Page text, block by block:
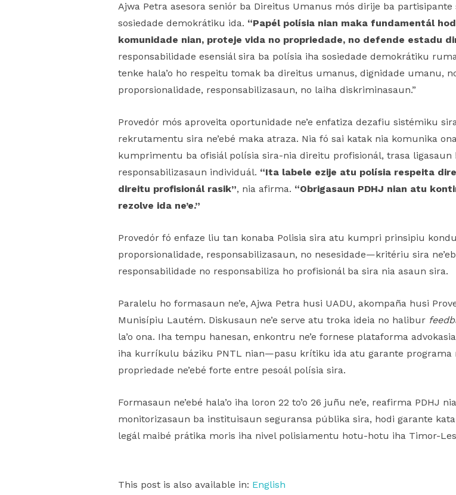
Ajwa Petra asesora seniór ba Direitus Umanus mós dirije ba
sosiedade demokrátiku ida. “Papél polísia nian maka fundamentál
komunidade nian, proteje vida no propriedade, no defende estadu
responsabilidade esensiál sira ba polísia iha sosiedade demokrátiku
tenke hala’o ho respeitu tomak ba direitus umanus, dignidade umanu,
proporsionalidade, responsabilizasaun, no laiha diskriminasaun.”
Provedór mós aproveita oportunidade ne’e enfatiza dezafiu sistémiku
rekrutamentu sira ne’ebé maka atraza. Nia fó sai katak nia komunika
kumprimentu ba ofisiál polísia sira-nia direitu profisionál, trasa
responsabilizasaun individuál. “Ita labele ezije atu polísia respeita
direitu profisionál rasik”, nia afirma. “Obrigasaun PDHJ nian atu
rezolve ida ne’e.”
Provedór fó enfaze liu tan konaba Polisia sira atu kumpri prinsipiu
proporsionalidade, responsabilizasaun, no nesesidade—kritériu sira
responsabilidade no responsabiliza ho profisionál ba sira nia asaun sira.
Paralelu ho formasaun ne’e, Ajwa Petra husi UADU, akompaña husi
Munisípiu Lautém. Diskusaun ne’e serve atu troka ideia no halibur
la’o ona. Iha tempu hanesan, enkontru ne’e fornese plataforma
iha kurríkulu báziku PNTL nian—pasu krítiku ida atu garante programa
propriedade ne’ebé forte entre pesoál polísia sira.
Formasaun ne’ebé hala’o iha loron 22 to’o 26 juñu ne’e, reafirma PDHJ
monitorizasaun ba instituisaun seguransa públika sira, hodi garante
legál maibé prátika moris iha nivel polisiamentu hotu-hotu iha Timor-
This post is also available in: English